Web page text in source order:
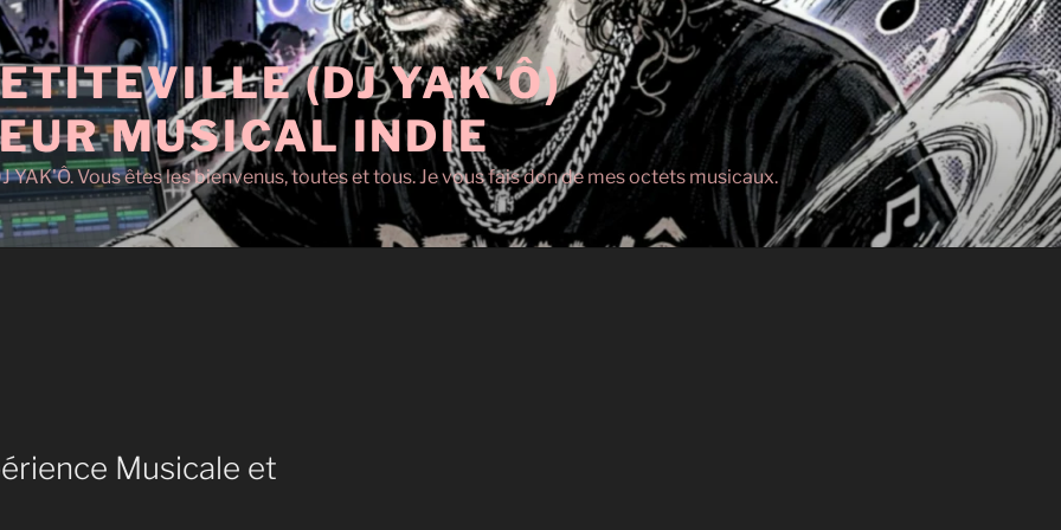
(DJ YAK'Ô)
MUSICAL INDIE
YAK'Ô. Vous êtes les bienvenus, toutes et tous. Je vous fais don de mes octets musicaux.
Musicale et